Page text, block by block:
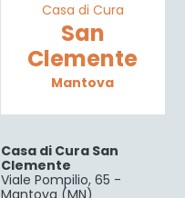
Casa di Cura
San
Clemente
Mantova
Casa di Cura San
Clemente
Viale Pompilio, 65 -